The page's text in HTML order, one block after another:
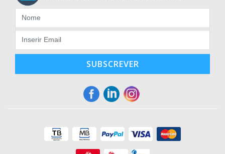
SUBSCREVER